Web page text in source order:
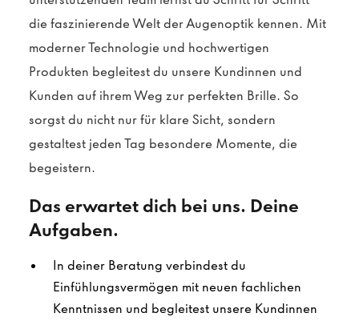
die faszinierende Welt der Augenoptik kennen. Mit
moderner Technologie und hochwertigen
Produkten begleitest du unsere Kundinnen und
Kunden auf ihrem Weg zur perfekten Brille. So
sorgst du nicht nur für klare Sicht, sondern
gestaltest jeden Tag besondere Momente, die
begeistern.
Das erwartet dich bei uns. Deine
Aufgaben.
In deiner Beratung verbindest du
Einfühlungsvermögen mit neuen fachlichen
Kenntnissen und begleitest unsere Kundinnen